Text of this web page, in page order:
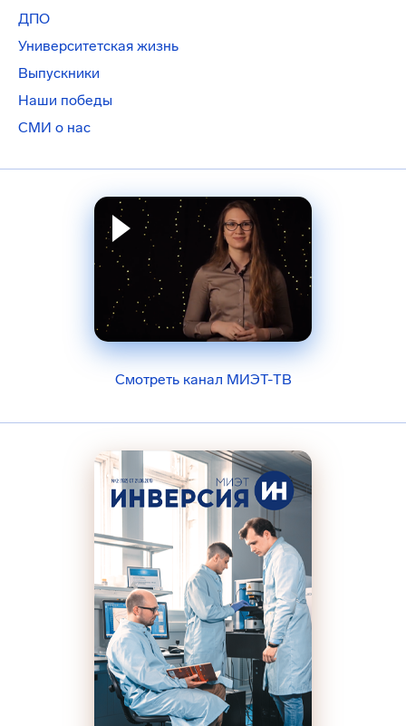
ДПО
Университетская жизнь
Выпускники
Наши победы
СМИ о нас
Смотреть канал МИЭТ-ТВ